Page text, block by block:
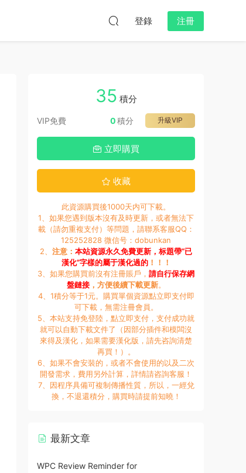
登錄 注冊
35 積分
VIP免費 升級VIP
0積分
立即購買
收藏
此資源購買後1000天内可下載。
1、如果您遇到版本沒有及時更新，或者無法下
載（請勿重複支付）等問題，請聯系客服QQ：
125252828 微信号：dobunkan
2、 注意： 本站資源永久免費更新，标題帶“已
漢化”字樣的屬于漢化過的！！！
3、如果您購買前沒有注冊賬戶， 請自行保存網
盤鏈接，方便後續下載更新。
4、1積分等于1元。購買單個資源點立即支付即
可下載，無需注冊會員。
5、本站支持免登陸，點立即支付，支付成功就
就可以自動下載文件了（因部分插件和模闆沒
來得及漢化，如果需要漢化版，請先咨詢清楚
再買！）。
6、如果不會安裝的，或者不會使用的以及二次
開發需求，費用另外計算，詳情請咨詢客服！
7、因程序具備可複制傳播性質，所以，一經兌
換，不退還積分，購買時請提前知曉！
最新文章
WPC Review Reminder for